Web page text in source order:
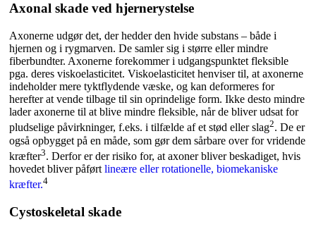
Axonal skade ved hjernerystelse
Axonerne udgør det, der hedder den hvide substans – både i
hjernen og i rygmarven. De samler sig i større eller mindre
fiberbundter. Axonerne forekommer i udgangspunktet fleksible
pga. deres viskoelasticitet. Viskoelasticitet henviser til, at axonerne
indeholder mere tyktflydende væske, og kan deformeres for
herefter at vende tilbage til sin oprindelige form. Ikke desto mindre
lader axonerne til at blive mindre fleksible, når de bliver udsat for
pludselige påvirkninger, f.eks. i tilfælde af et stød eller slag2. De er
også opbygget på en måde, som gør dem sårbare over for vridende
kræfter3. Derfor er der risiko for, at axoner bliver beskadiget, hvis
hovedet bliver påført lineære eller rotationelle, biomekaniske
kræfter.4
Cystoskeletal skade